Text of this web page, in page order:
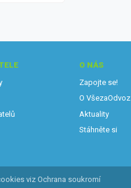
O NÁS
Zapojte se!
O VšezaOdvoz
Aktuality
Stáhněte si
viz Ochrana soukromí